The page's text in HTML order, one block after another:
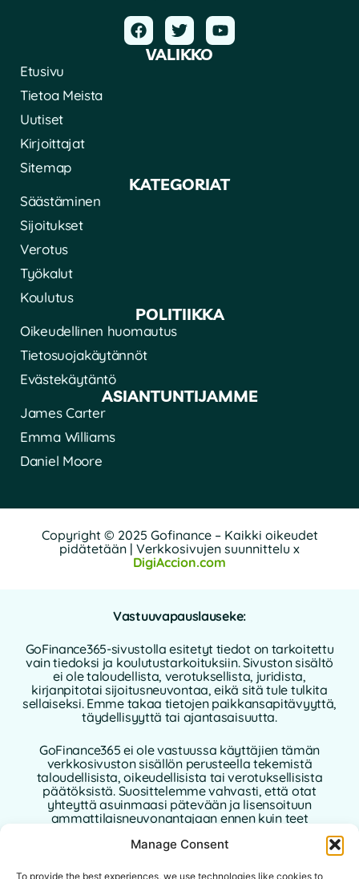
Manage Consent
To provide the best experiences, we use technologies like cookies to
VALIKKO
Etusivu
Tietoa Meista
Uutiset
Kirjoittajat
Sitemap
KATEGORIAT
Säästäminen
Sijoitukset
Verotus
Työkalut
Koulutus
POLITIIKKA
Oikeudellinen huomautus
Tietosuojakäytännöt
Evästekäytäntö
ASIANTUNTIJAMME
James Carter
Emma Williams
Daniel Moore
Copyright © 2025 Gofinance – Kaikki oikeudet
pidätetään | Verkkosivujen suunnittelu x
DigiAccion.com
Vastuuvapauslauseke:
GoFinance365-sivustolla esitetyt tiedot on tarkoitettu
vain tiedoksi ja koulutustarkoituksiin. Sivuston sisältö
ei ole taloudellista, verotuksellista, juridista,
kirjanpitotai sijoitusneuvontaa, eikä sitä tule tulkita
sellaiseksi. Emme takaa tietojen paikkansapitävyyttä,
täydellisyyttä tai ajantasaisuutta.
GoFinance365 ei ole vastuussa käyttäjien tämän
verkkosivuston sisällön perusteella tekemistä
taloudellisista, oikeudellisista tai verotuksellisista
päätöksistä. Suosittelemme vahvasti, että otat
yhteyttä asuinmaasi pätevään ja lisensoituun
ammattilaisneuvonantajaan ennen kuin teet
taloudellisia päätöksiä.